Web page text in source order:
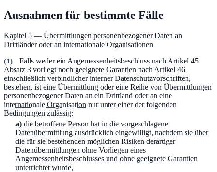
Ausnahmen für bestimmte Fälle
Kapitel 5 — Übermittlungen personenbezogener Daten an
Drittländer oder an internationale Organisationen
(1)
Falls weder ein Angemessenheitsbeschluss nach Artikel 45
Absatz 3 vorliegt noch geeignete Garantien nach Artikel 46,
einschließlich verbindlicher interner Datenschutzvorschriften,
bestehen, ist eine Übermittlung oder eine Reihe von Übermittlungen
personenbezogener Daten an ein Drittland oder an eine
internationale Organisation nur unter einer der folgenden
Bedingungen zulässig:
a) die betroffene Person hat in die vorgeschlagene
Datenübermittlung ausdrücklich eingewilligt, nachdem sie über
die für sie bestehenden möglichen Risiken derartiger
Datenübermittlungen ohne Vorliegen eines
Angemessenheitsbeschlusses und ohne geeignete Garantien
unterrichtet wurde,